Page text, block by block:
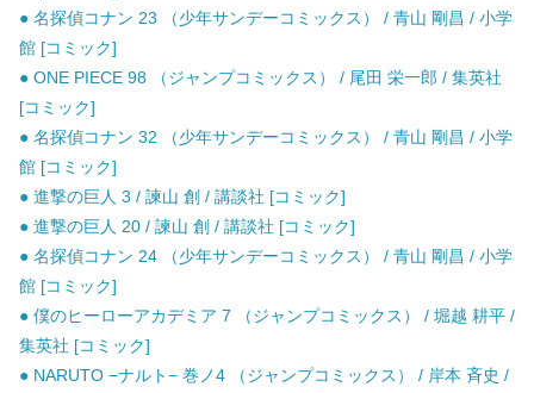
● 名探偵コナン 23 （少年サンデーコミックス） / 青山 剛昌 / 小学
館 [コミック]
● ONE PIECE 98 （ジャンプコミックス） / 尾田 栄一郎 / 集英社
[コミック]
● 名探偵コナン 32 （少年サンデーコミックス） / 青山 剛昌 / 小学
館 [コミック]
● 進撃の巨人 3 / 諫山 創 / 講談社 [コミック]
● 進撃の巨人 20 / 諫山 創 / 講談社 [コミック]
● 名探偵コナン 24 （少年サンデーコミックス） / 青山 剛昌 / 小学
館 [コミック]
● 僕のヒーローアカデミア 7 （ジャンプコミックス） / 堀越 耕平 /
集英社 [コミック]
● NARUTO −ナルト− 巻ノ4 （ジャンプコミックス） / 岸本 斉史 /